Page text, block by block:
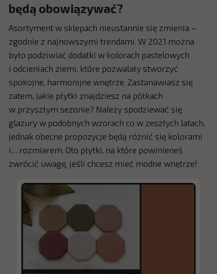
będą obowiązywać?
Asortyment w sklepach nieustannie się zmienia –
zgodnie z najnowszymi trendami. W 2021 można
było podziwiać dodatki w kolorach pastelowych
i odcieniach ziemi, które pozwalały stworzyć
spokojne, harmonijne wnętrze. Zastanawiasz się
zatem, jakie płytki znajdziesz na półkach
w przyszłym sezonie? Należy spodziewać się
glazury w podobnych wzorach co w zeszłych latach,
jednak obecne propozycje będą różnić się kolorami
i… rozmiarem. Oto płytki, na które powinieneś
zwrócić uwagę, jeśli chcesz mieć modne wnętrze!